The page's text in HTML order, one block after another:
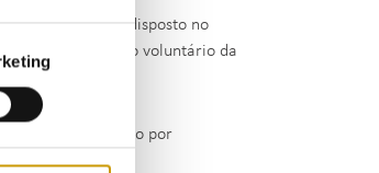
ao abrigo do disposto no
ao pagamento voluntário da
do processo por